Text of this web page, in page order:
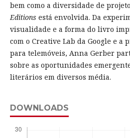
bem como a diversidade de
Editions está envolvida. Da
visualidade e a forma do livro
com o Creative Lab da Google e a
para telemóveis, Anna Gerber
sobre as oportunidades
literários em diversos média.
DOWNLOADS